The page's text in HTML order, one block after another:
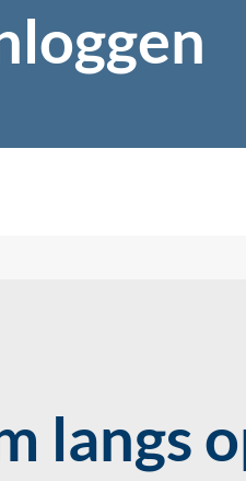
langs